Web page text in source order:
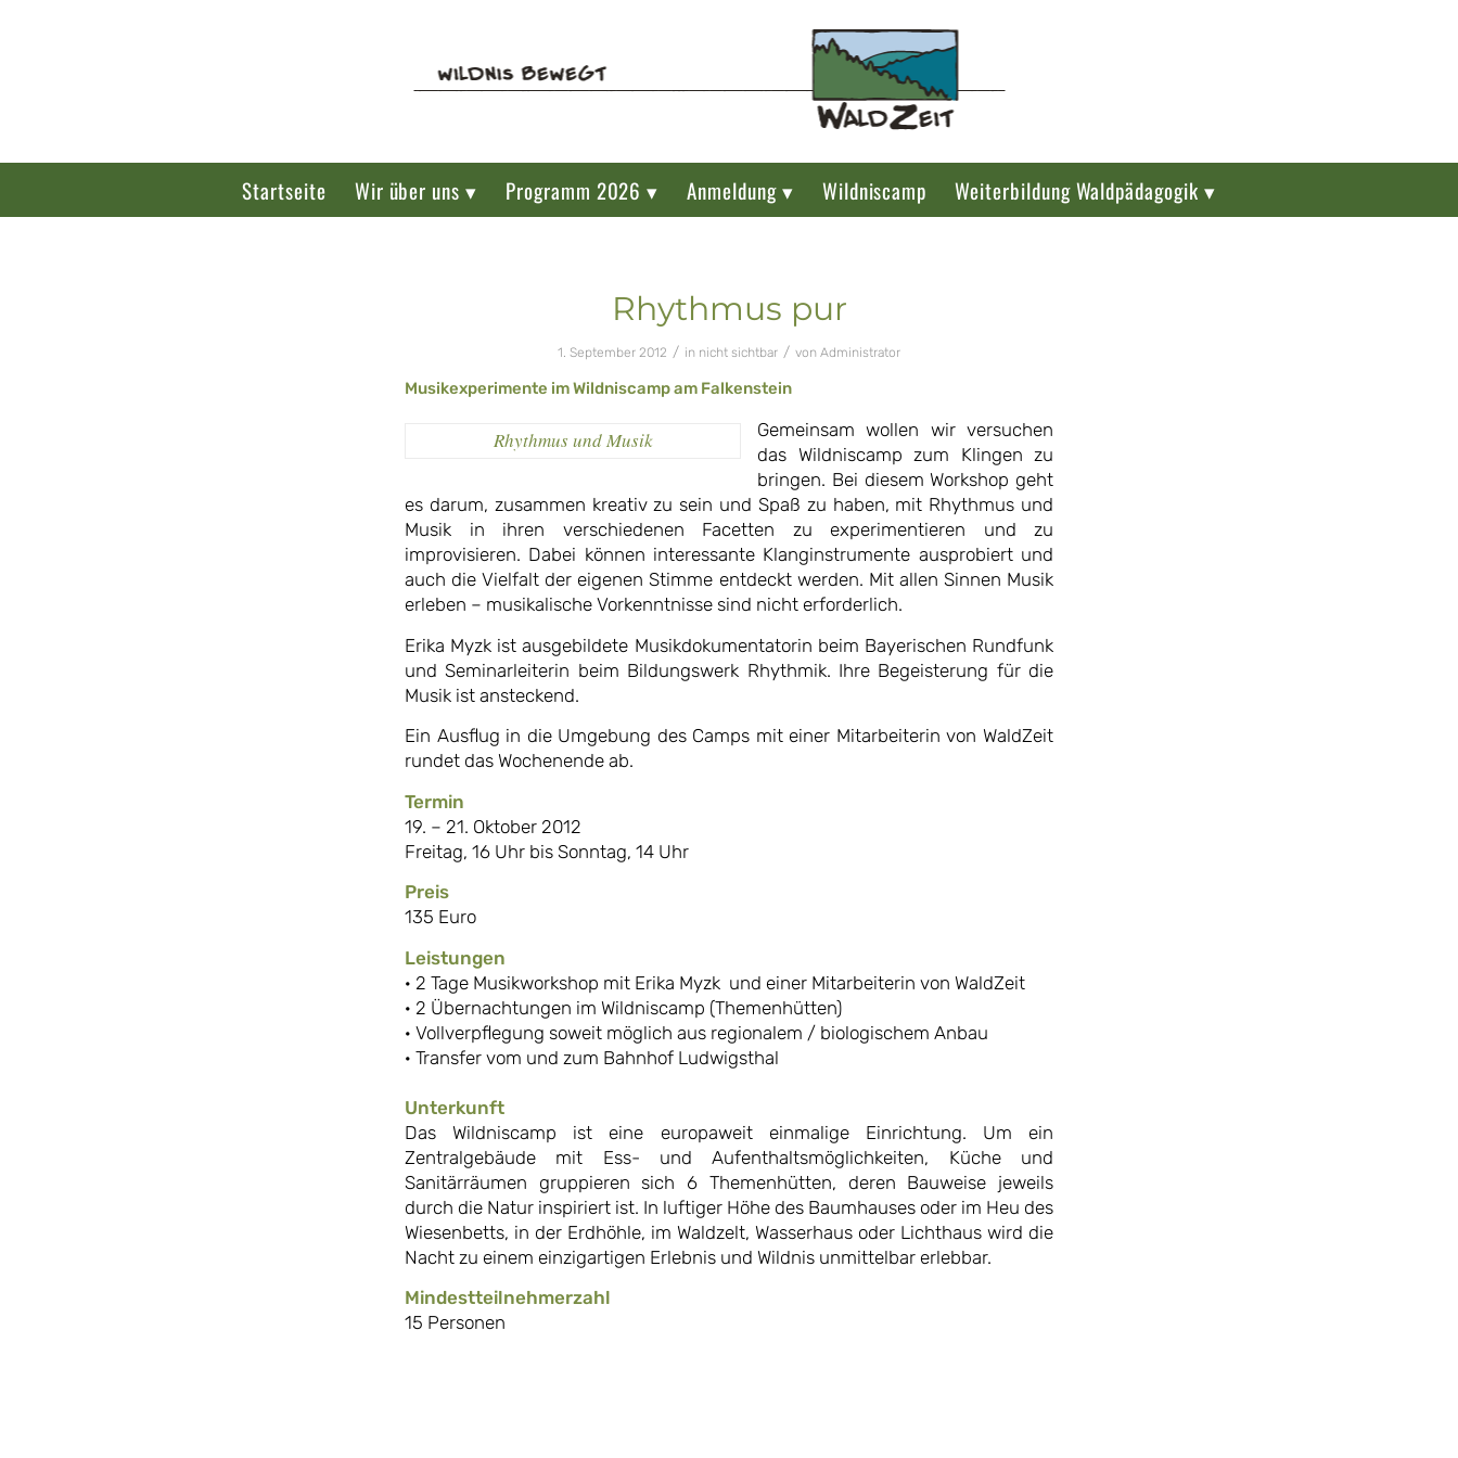
Startseite Wir über uns ▾ Programm 2026 ▾ Anmeldung ▾ Wildniscamp Weiterbildung Waldpädagogik ▾
Rhythmus pur
1. September 2012 / in nicht sichtbar / von Administrator
Musikexperimente im Wildniscamp am Falkenstein
Rhythmus und Musik
Gemeinsam wollen wir versuchen
das Wildniscamp zum Klingen zu
bringen. Bei diesem Workshop geht
es darum, zusammen kreativ zu sein und Spaß zu haben, mit Rhythmus und
Musik in ihren verschiedenen Facetten zu experimentieren und zu
improvisieren. Dabei können interessante Klanginstrumente ausprobiert und
auch die Vielfalt der eigenen Stimme entdeckt werden. Mit allen Sinnen Musik
erleben – musikalische Vorkenntnisse sind nicht erforderlich.
Erika Myzk ist ausgebildete Musikdokumentatorin beim Bayerischen Rundfunk
und Seminarleiterin beim Bildungswerk Rhythmik. Ihre Begeisterung für die
Musik ist ansteckend.
Ein Ausflug in die Umgebung des Camps mit einer Mitarbeiterin von WaldZeit
rundet das Wochenende ab.
Termin
19. – 21. Oktober 2012
Freitag, 16 Uhr bis Sonntag, 14 Uhr
Preis
135 Euro
Leistungen
· 2 Tage Musikworkshop mit Erika Myzk und einer Mitarbeiterin von WaldZeit
· 2 Übernachtungen im Wildniscamp (Themenhütten)
· Vollverpflegung soweit möglich aus regionalem / biologischem Anbau
· Transfer vom und zum Bahnhof Ludwigsthal
Unterkunft
Das Wildniscamp ist eine europaweit einmalige Einrichtung. Um ein
Zentralgebäude mit Ess- und Aufenthaltsmöglichkeiten, Küche und
Sanitärräumen gruppieren sich 6 Themenhütten, deren Bauweise jeweils
durch die Natur inspiriert ist. In luftiger Höhe des Baumhauses oder im Heu des
Wiesenbetts, in der Erdhöhle, im Waldzelt, Wasserhaus oder Lichthaus wird die
Nacht zu einem einzigartigen Erlebnis und Wildnis unmittelbar erlebbar.
Mindestteilnehmerzahl
15 Personen